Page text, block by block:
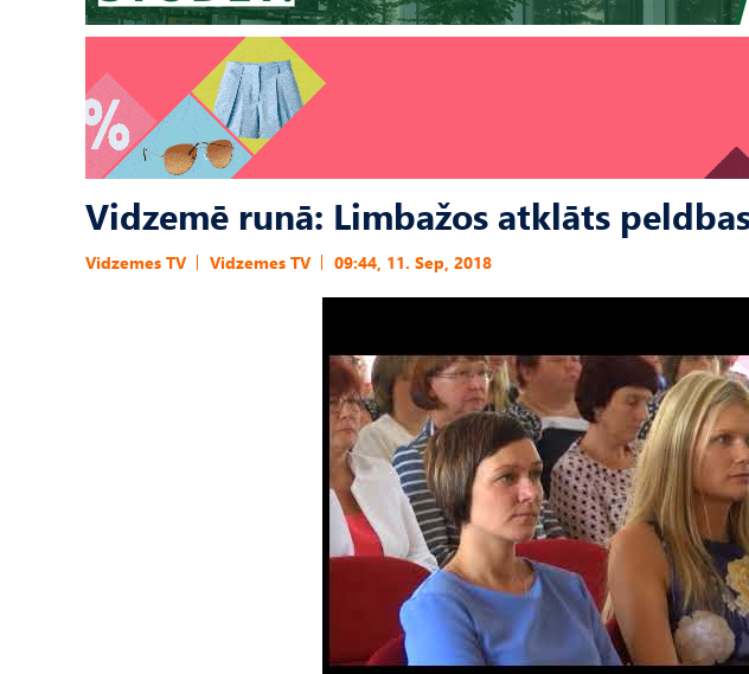
Vidzemē runā: Limbažos atklāts
Vidzemes TV Vidzemes TV 09:44, 11. Sep, 2018